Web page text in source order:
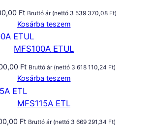
Ft Bruttó ár (nettó 3 539 370,08 Ft)
Kosárba teszem
MFS100A ETUL
Ft Bruttó ár (nettó 3 618 110,24 Ft)
Kosárba teszem
MFS115A ETL
Ft Bruttó ár (nettó 3 669 291,34 Ft)